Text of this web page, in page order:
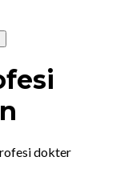
dokter